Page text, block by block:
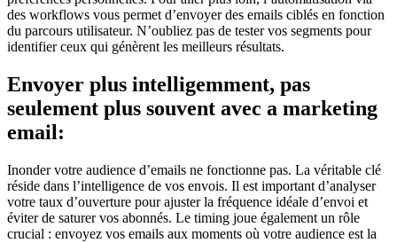
des workflows vous permet d’envoyer des emails ciblés en fonction
du parcours utilisateur. N’oubliez pas de tester vos segments pour
identifier ceux qui génèrent les meilleurs résultats.
Envoyer plus intelligemment, pas
seulement plus souvent avec a marketing
email:
Inonder votre audience d’emails ne fonctionne pas. La véritable clé
réside dans l’intelligence de vos envois. Il est important d’analyser
votre taux d’ouverture pour ajuster la fréquence idéale d’envoi et
éviter de saturer vos abonnés. Le timing joue également un rôle
crucial : envoyez vos emails aux moments où votre audience est la